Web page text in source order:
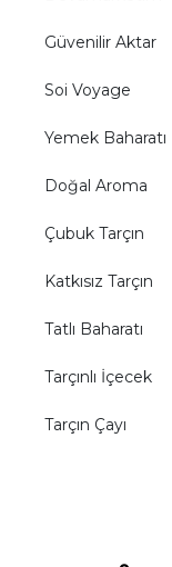
Güvenilir Aktar
Soi Voyage
Yemek Baharatı
Doğal Aroma
Çubuk Tarçın
Katkısız Tarçın
Tatlı Baharatı
Tarçınlı İçecek
Tarçın Çayı